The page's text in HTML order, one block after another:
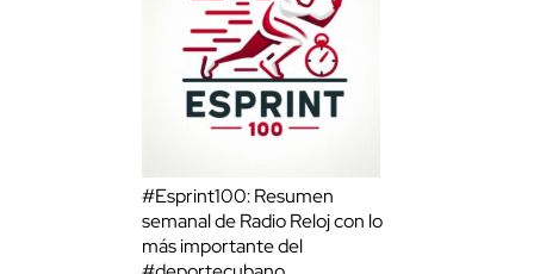
#Esprint100: Resumen
semanal de Radio Reloj con lo
más importante del